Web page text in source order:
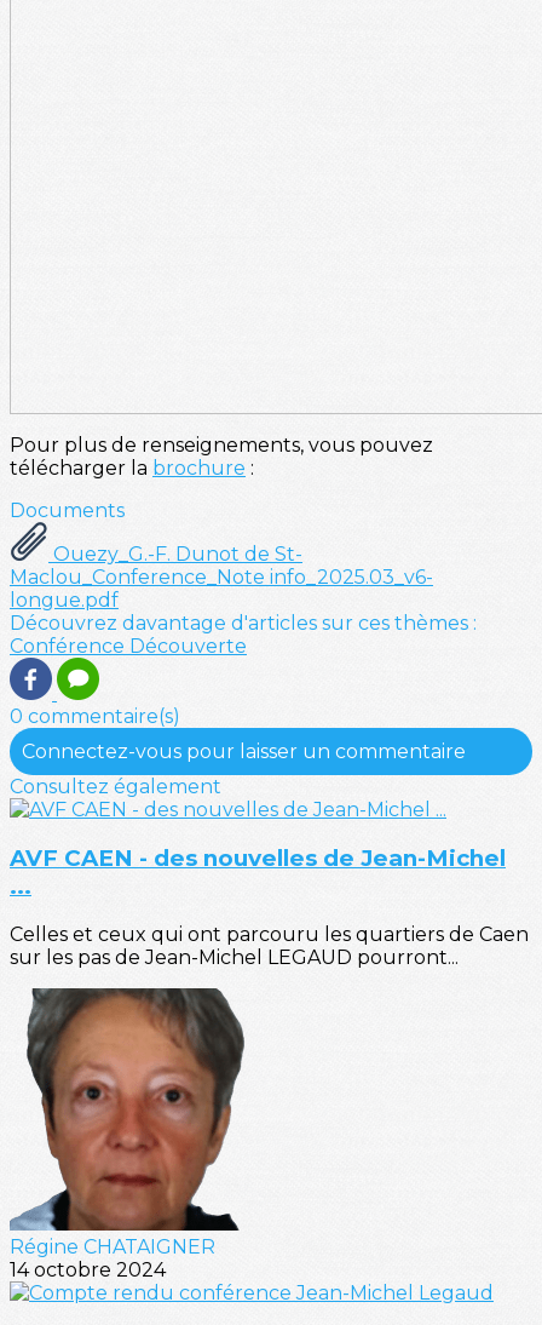
Pour plus de renseignements, vous pouvez
télécharger la brochure :
Documents
Ouezy_G.-F. Dunot de St-
Maclou_Conference_Note info_2025.03_v6-
longue.pdf
Découvrez davantage d'articles sur ces thèmes :
Conférence Découverte
0 commentaire(s)
Connectez-vous pour laisser un commentaire
Consultez également
AVF CAEN - des nouvelles de Jean-Michel
...
Celles et ceux qui ont parcouru les quartiers de Caen
sur les pas de Jean-Michel LEGAUD pourront...
Régine CHATAIGNER
14 octobre 2024